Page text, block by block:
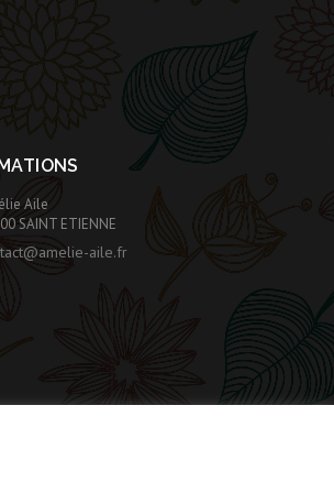
Aile
SAINT ETIENNE
aile.fr